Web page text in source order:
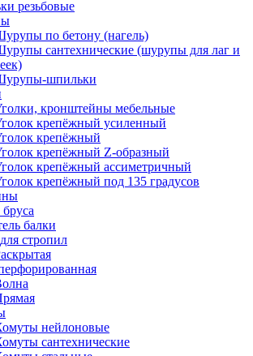
резьбовые
по бетону (нагель)
сантехнические (шурупы для лаг и
шпильки
кронштейны мебельные
крепёжный усиленный
крепёжный
крепёжный Z-образный
крепёжный ассиметричный
крепёжный под 135 градусов
балки
стропил
нейлоновые
сантехнические